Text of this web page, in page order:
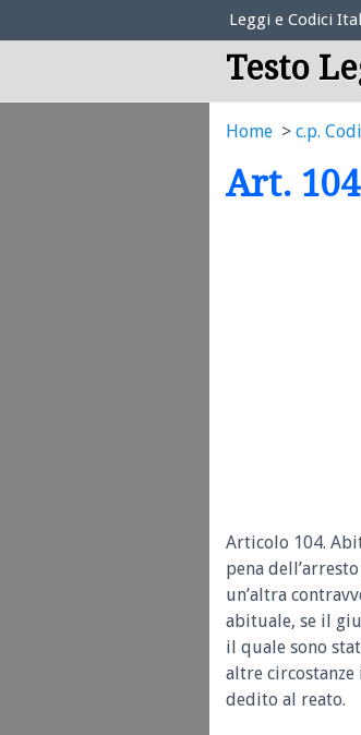
Elenco Codici
Leggi e Codici
Testo
Home c.p.
Art.
Articolo 104.
pena
un’altra
abituale, se il
il quale sono
altre circostanze
dedito al reato.